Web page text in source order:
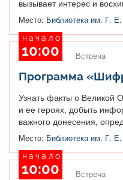
вызывает интерес и
Место: Библиотека им. Г.
начало
10:00 Встреча
Программа
Узнать факты о Великой
и ее героях, добыть
важного донесения,
Место: Библиотека им. Г.
начало
10:00 Встреча